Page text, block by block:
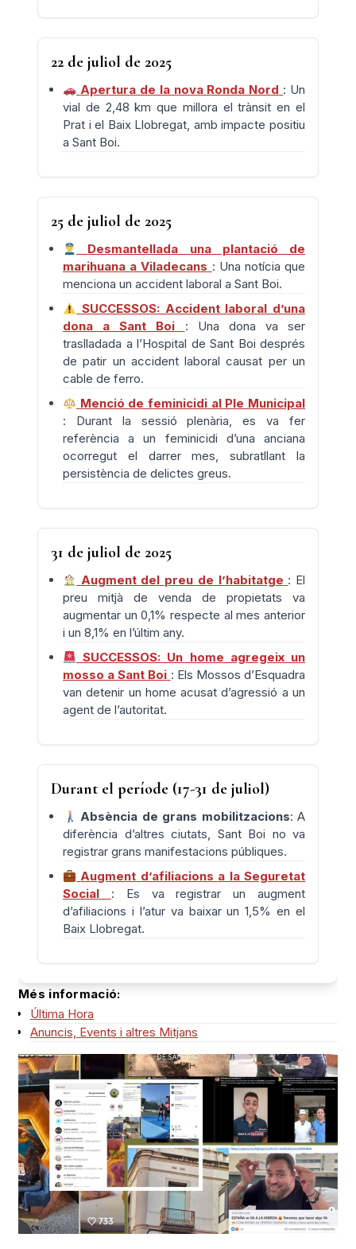
22 de juliol de 2025
Apertura de la nova Ronda Nord : Un
vial de 2,48 km que millora el trànsit en el
Prat i el Baix Llobregat, amb impacte positiu
a Sant Boi.
25 de juliol de 2025
Desmantellada una plantació de
marihuana a Viladecans : Una notícia que
menciona un accident laboral a Sant Boi.
SUCCESSOS: Accident laboral d’una
dona a Sant Boi
: Una dona va ser
traslladada a l’Hospital de Sant Boi després
de patir un accident laboral causat per un
cable de ferro.
Menció de feminicidi al Ple Municipal
: Durant la sessió plenària, es va fer
referència a un feminicidi d’una anciana
ocorregut el darrer mes, subratllant la
persistència de delictes greus.
31 de juliol de 2025
Augment del preu de l’habitatge : El
preu mitjà de venda de propietats va
augmentar un 0,1% respecte al mes anterior
i un 8,1% en l’últim any.
SUCCESSOS: Un home agregeix un
mosso a Sant Boi : Els Mossos d’Esquadra
van detenir un home acusat d’agressió a un
agent de l’autoritat.
Durant el període (17-31 de juliol)
Absència de grans mobilitzacions: A
diferència d’altres ciutats, Sant Boi no va
registrar grans manifestacions públiques.
Augment d’afiliacions a la Seguretat
Social
: Es va registrar un augment
d’afiliacions i l’atur va baixar un 1,5% en el
Baix Llobregat.
Més informació:
Última Hora
Anuncis, Events i altres Mitjans